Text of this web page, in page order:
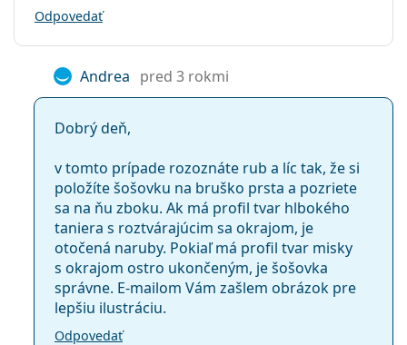
DAILIES Total 1 vs Acuvue Oasys 1-Day: Ktoré sú
Aký je rozdiel medzi DAILIES Total 1 (30
DAILIES Total 1 (180 šošoviek)?
Ostatné jednodenné kontaktné šošovky
Najčastejšie sa predáva s očnými kvapkami Solunate
Eye Drops 15 ml .
Ide o zdravotnícku pomôcku. Pred použitím si
prečítajte pokyny.
Odpovedať
Andrea pred 3 rokmi
Dobrý deň,
v tomto prípade rozoznáte rub a líc tak, že si
položíte šošovku na bruško prsta a pozriete
sa na ňu zboku. Ak má profil tvar hlbokého
taniera s roztvárajúcim sa okrajom, je
otočená naruby. Pokiaľ má profil tvar misky
s okrajom ostro ukončeným, je šošovka
správne. E-mailom Vám zašlem obrázok pre
lepšiu ilustráciu.
Odpovedať